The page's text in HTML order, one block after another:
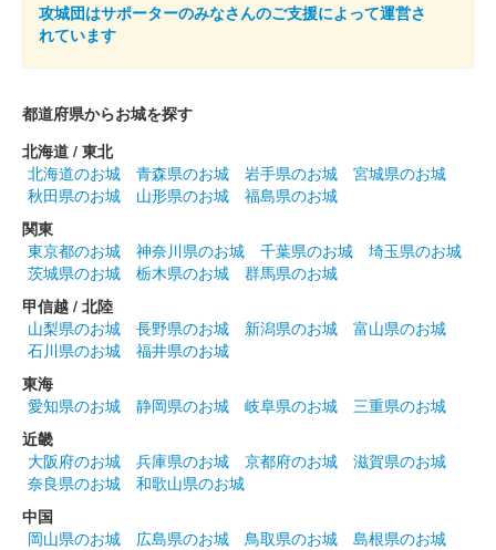
東京国立博物館のTNM & TOPPAN ミュージアムシアターで上演
されたVR作品『江戸城の天守』の連動企画で無料配布された御
城印。同イベントポスターをSNSで投稿してそれを受付で提示す
江戸城 御城印 天守模型公開記念版
「江戸城」の文字は太田道灌の子孫である太田資暁氏による揮
毫。
江戸城 御城印
江戸城 御城印 二重橋版
江戸城 御城印 金円相版
攻城団はサポーターのみなさんのご支援によって運営さ
れています
都道府県からお城を探す
北海道 / 東北
北海道のお城
青森県のお城 岩手県のお城
宮城県のお城
秋田県のお城
山形県のお城
福島県のお城
関東
東京都のお城
神奈川県のお城 千葉県のお城
埼玉県のお城
茨城県のお城
栃木県のお城
群馬県のお城
甲信越 / 北陸
山梨県のお城
長野県のお城 新潟県のお城
富山県のお城
石川県のお城
福井県のお城
東海
愛知県のお城
静岡県のお城 岐阜県のお城
三重県のお城
近畿
大阪府のお城
兵庫県のお城 京都府のお城
滋賀県のお城
奈良県のお城
和歌山県のお城
中国
岡山県のお城
広島県のお城 鳥取県のお城
島根県のお城